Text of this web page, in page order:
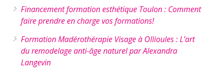
Financement formation esthétique Toulon : Comment
faire prendre en charge vos formations!
Formation Madérothérapie Visage à Ollioules : L’art
du remodelage anti-âge naturel par Alexandra
Langevin